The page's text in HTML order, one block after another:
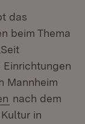
das
beim Thema
in neuem
Mannheim
(Öffnet in
nach dem
in